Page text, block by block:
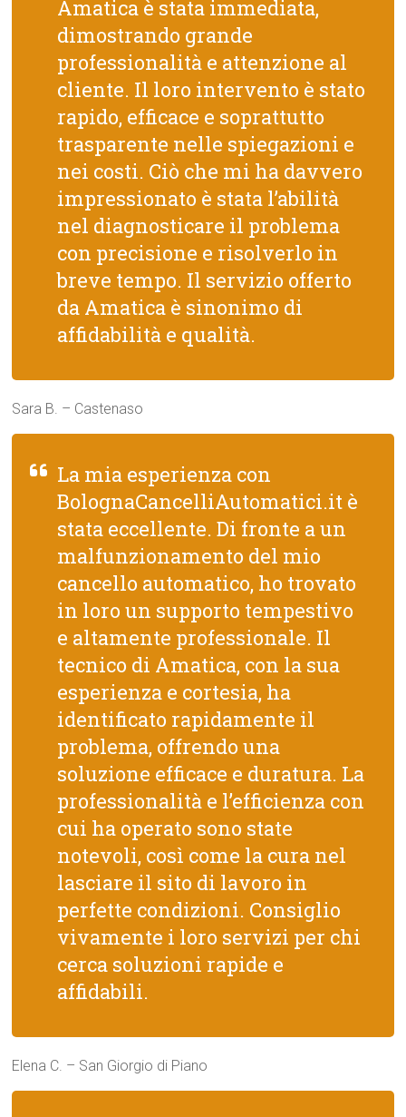
Amatica è stata immediata,
dimostrando grande
professionalità e attenzione al
cliente. Il loro intervento è stato
rapido, efficace e soprattutto
trasparente nelle spiegazioni e
nei costi. Ciò che mi ha davvero
impressionato è stata l’abilità
nel diagnosticare il problema
con precisione e risolverlo in
breve tempo. Il servizio offerto
da Amatica è sinonimo di
affidabilità e qualità.
Sara B. – Castenaso
La mia esperienza con
BolognaCancelliAutomatici.it è
stata eccellente. Di fronte a un
malfunzionamento del mio
cancello automatico, ho trovato
in loro un supporto tempestivo
e altamente professionale. Il
tecnico di Amatica, con la sua
esperienza e cortesia, ha
identificato rapidamente il
problema, offrendo una
soluzione efficace e duratura. La
professionalità e l’efficienza con
cui ha operato sono state
notevoli, così come la cura nel
lasciare il sito di lavoro in
perfette condizioni. Consiglio
vivamente i loro servizi per chi
cerca soluzioni rapide e
affidabili.
Elena C. – San Giorgio di Piano